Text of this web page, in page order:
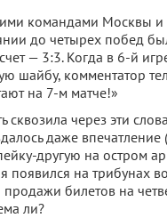
командами Москвы и
до четырех побед
— 3:3. Когда в 6-й
шайбу, комментатор
на 7-м матче!»
через эти слова
даже
другую на остром
появился на трибунах
билетов на
ли?